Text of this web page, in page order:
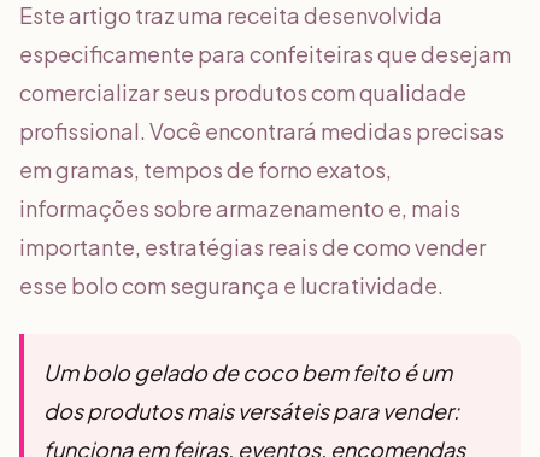
Este artigo traz uma receita desenvolvida
especificamente para confeiteiras que desejam
comercializar seus produtos com qualidade
profissional. Você encontrará medidas precisas
em gramas, tempos de forno exatos,
informações sobre armazenamento e, mais
importante, estratégias reais de como vender
esse bolo com segurança e lucratividade.
Um bolo gelado de coco bem feito é um
dos produtos mais versáteis para vender:
funciona em feiras, eventos, encomendas